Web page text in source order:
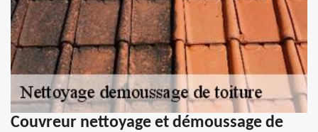
Couvreur nettoyage et démoussage de